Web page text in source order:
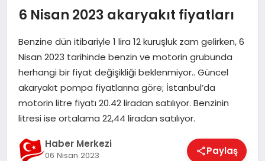
DÜNYA
EĞITIM
6 Nisan 2023 akaryakıt fiyatları
Benzine dün itibariyle 1 lira 12 kuruşluk zam gelirken, 6
Nisan 2023 tarihinde benzin ve motorin grubunda
herhangi bir fiyat değişikliği beklenmiyor.. Güncel
akaryakıt pompa fiyatlarına göre; İstanbul’da
motorin litre fiyatı 20.42 liradan satılıyor. Benzinin
litresi ise ortalama 22,44 liradan satılıyor.
Haber Merkezi
06 Nisan 2023 Paylaş